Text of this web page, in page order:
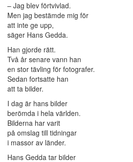
– Jag blev förtvivlad.
Men jag bestämde mig för
att inte ge upp,
säger Hans Gedda.
Han gjorde rätt.
Två år senare vann han
en stor tävling för fotografer.
Sedan fortsatte han
att ta bilder.
I dag är hans bilder
berömda i hela världen.
Bilderna har varit
på omslag till tidningar
i massor av länder.
Hans Gedda tar bilder